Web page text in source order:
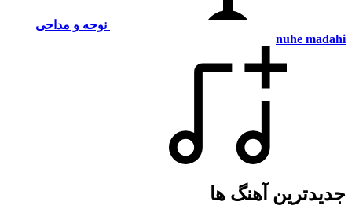
نوحه و مداحی
nuhe madahi
جدیدترین آهنگ ها